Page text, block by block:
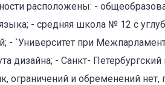
расположены: -
- средняя школа № 12 с
- `Университет при
дизайна; - Санкт-
ограничений и обременений
на